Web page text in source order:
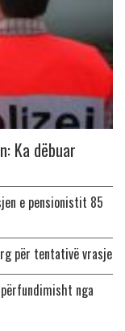
Ka dëbuar
e pensionistit 85
për tentativë vrasje
nga